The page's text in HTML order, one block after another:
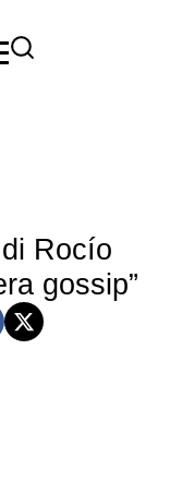
Rocío
gossip”